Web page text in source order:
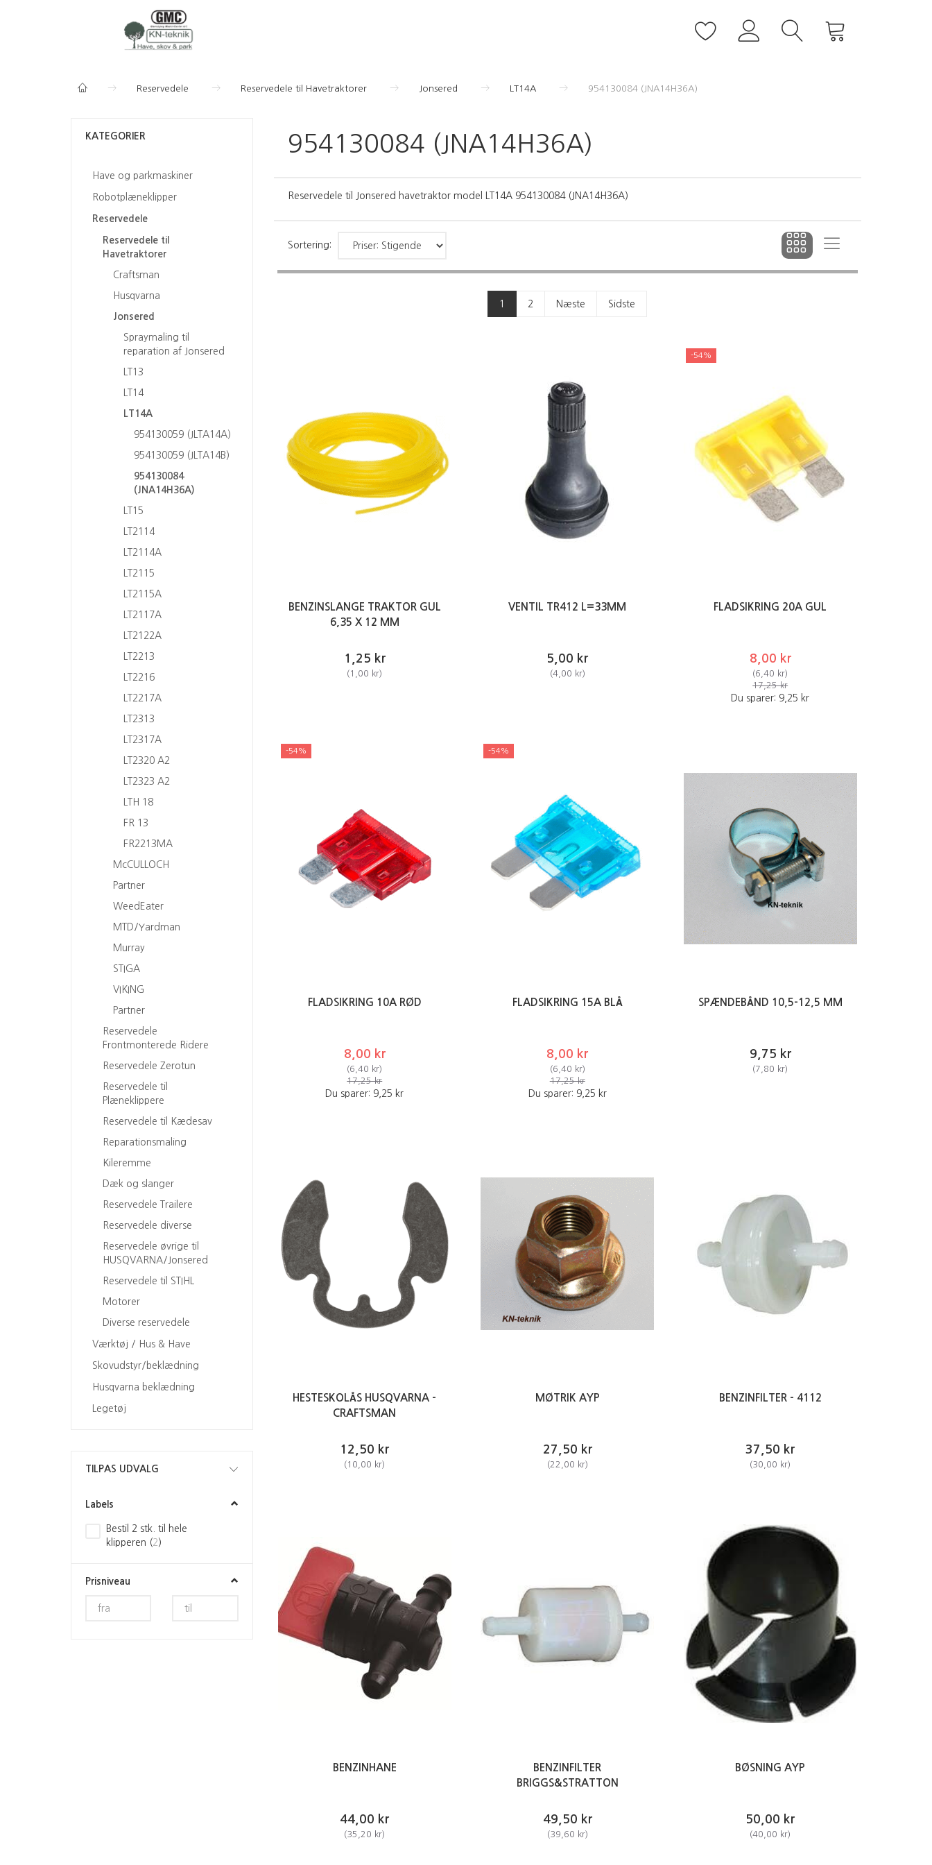
Reservedele Reservedele til Havetraktorer Jonsered LT14A 954130084 (JNA14H36A)
KATEGORIER
Have og parkmaskiner
Robotplæneklipper
Reservedele
Reservedele til
Havetraktorer
Craftsman
Husqvarna
Jonsered
Spraymaling til
reparation af Jonsered
LT13
LT14
LT14A
954130059 (JLTA14A)
954130059 (JLTA14B)
954130084
(JNA14H36A)
LT15
LT2114
LT2114A
LT2115
LT2115A
LT2117A
LT2122A
LT2213
LT2216
LT2217A
LT2313
LT2317A
LT2320 A2
LT2323 A2
LTH 18
FR 13
FR2213MA
McCULLOCH
Partner
WeedEater
MTD/Yardman
Murray
STIGA
VIKING
Partner
Reservedele
Frontmonterede Ridere
Reservedele Zerotun
Reservedele til
Plæneklippere
Reservedele til Kædesav
Reparationsmaling
Kileremme
Dæk og slanger
Reservedele Trailere
Reservedele diverse
Reservedele øvrige til
HUSQVARNA/Jonsered
Reservedele til STIHL
Motorer
Diverse reservedele
Værktøj / Hus & Have
Skovudstyr/beklædning
Husqvarna beklædning
Legetøj
TILPAS UDVALG
Labels
Bestil 2 stk. til hele
klipperen (2 )
Prisniveau
954130084 (JNA14H36A)
Reservedele til Jonsered havetraktor model LT14A 954130084 (JNA14H36A)
Sortering:
1 2 Næste Sidste
BENZINSLANGE TRAKTOR GUL
6,35 X 12 MM
1,25 kr
(1,00 kr)
VENTIL TR412 L=33MM
5,00 kr
(4,00 kr)
-54%
FLADSIKRING 20A GUL
8,00 kr
(6,40 kr)
17,25 kr
Du sparer: 9,25 kr
-54%
FLADSIKRING 10A RØD
8,00 kr
(6,40 kr)
17,25 kr
Du sparer: 9,25 kr
-54%
FLADSIKRING 15A BLÅ
8,00 kr
(6,40 kr)
17,25 kr
Du sparer: 9,25 kr
SPÆNDEBÅND 10,5-12,5 MM
9,75 kr
(7,80 kr)
HESTESKOLÅS HUSQVARNA -
CRAFTSMAN
12,50 kr
(10,00 kr)
MØTRIK AYP
27,50 kr
(22,00 kr)
BENZINFILTER - 4112
37,50 kr
(30,00 kr)
BENZINHANE
44,00 kr
(35,20 kr)
BENZINFILTER
BRIGGS&STRATTON
49,50 kr
(39,60 kr)
BØSNING AYP
50,00 kr
(40,00 kr)